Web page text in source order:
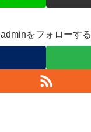
adminをフォローする